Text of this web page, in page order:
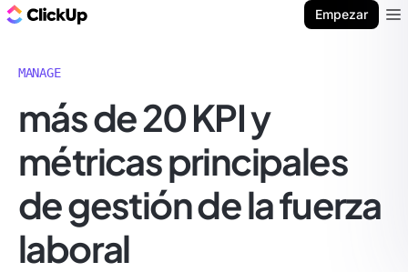
Empezar
MANAGE
más de 20 KPI y
métricas principales
de gestión de la fuerza
laboral